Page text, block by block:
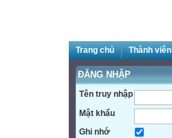
Trang chủ Thành viên
ĐĂNG NHẬP
Tên truy nhập
Mật khẩu
Ghi nhớ